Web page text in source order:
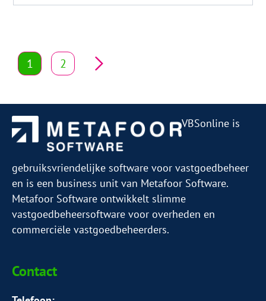
Berichten
paginering
1 2
VBSonline is
gebruiksvriendelijke software voor vastgoedbeheer
en is een business unit van Metafoor Software.
Metafoor Software ontwikkelt slimme
vastgoedbeheersoftware voor overheden en
commerciële vastgoedbeheerders.
Contact